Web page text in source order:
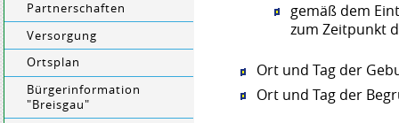
Partnerschaften
Versorgung
Ortsplan
Bürgerinformation
"Breisgau"
gemäß dem
zum Zeitpunkt
Ort und Tag der
Ort und Tag der